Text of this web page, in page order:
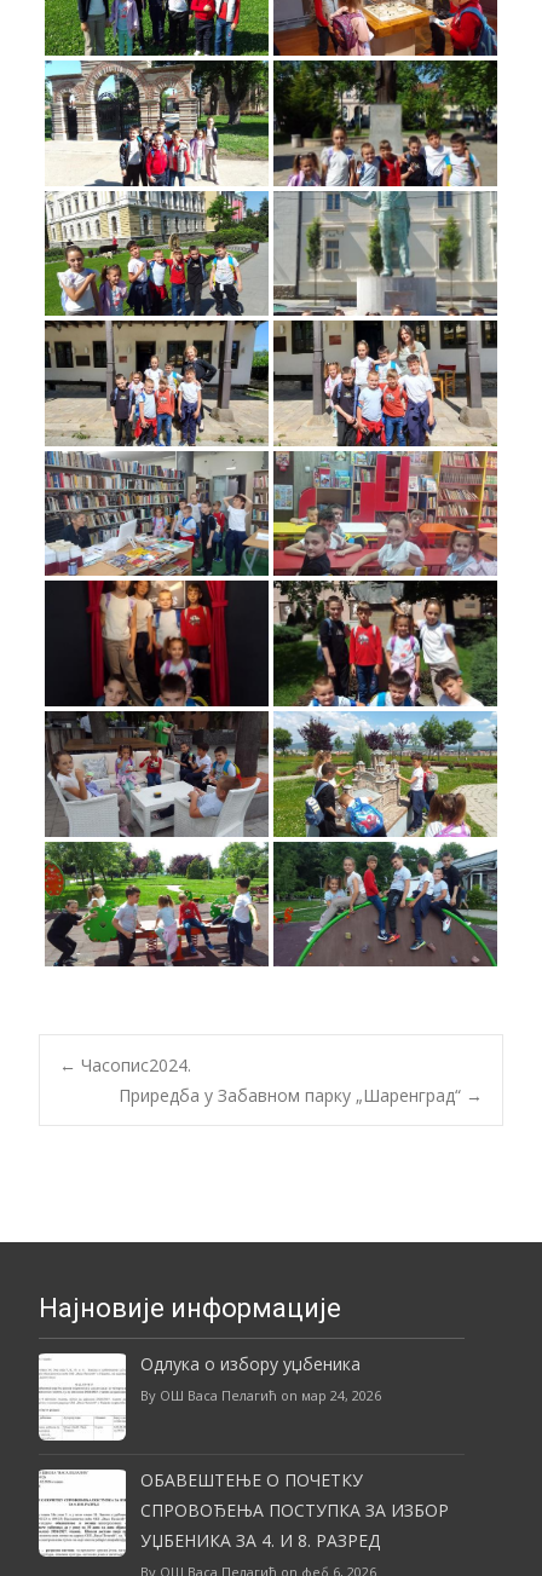
Post
← Часопис2024.
Приредба у Забавном парку „Шаренград“ →
Најновије информације
Одлука о избору уџбеника
By ОШ Васа Пелагић on мар 24, 2026
ОБАВЕШТЕЊЕ О ПОЧЕТКУ
СПРОВОЂЕЊА ПОСТУПКА ЗА ИЗБОР
УЏБЕНИКА ЗА 4. И 8. РАЗРЕД
By ОШ Васа Пелагић on феб 6, 2026